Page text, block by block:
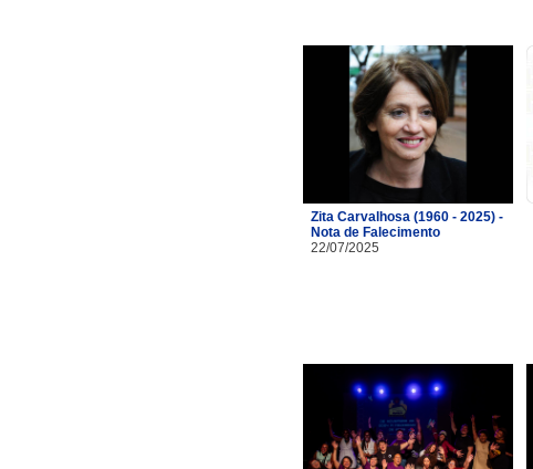
Zita Carvalhosa (1960 - 2025) -
Nota de Falecimento
22/07/2025